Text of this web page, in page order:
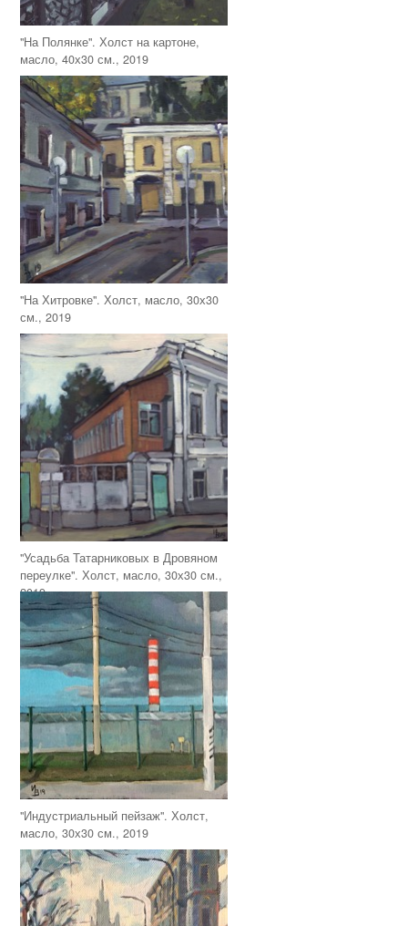
"На Полянке". Холст на картоне,
масло, 40х30 см., 2019
"На Хитровке". Холст, масло, 30х30
см., 2019
"Усадьба Татарниковых в Дровяном
переулке". Холст, масло, 30х30 см.,
2019
"Индустриальный пейзаж". Холст,
масло, 30х30 см., 2019